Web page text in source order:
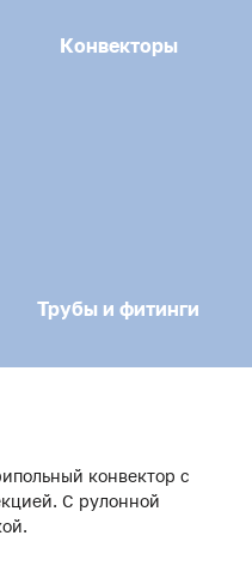
Конвекторы
Трубы и фитинги